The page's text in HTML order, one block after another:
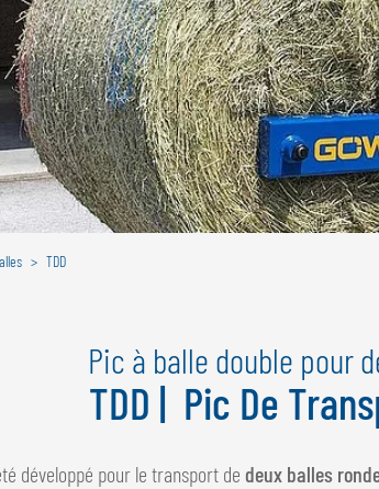
TDD
Pic à balle double pour
TDD | Pic De
développé pour le transport de deux balles